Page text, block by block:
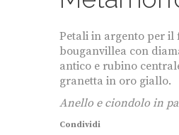
Petali in argento per il
bouganvillea con
antico e rubino
granetta in oro giallo.
Anello e ciondolo in
Condividi